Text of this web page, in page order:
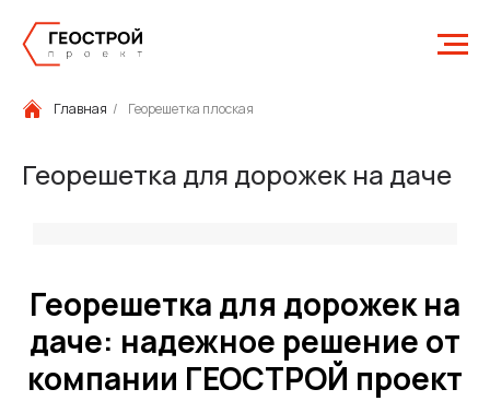
Главная / Георешетка плоская
Георешетка для дорожек на даче
Георешетка для дорожек на
даче: надежное решение от
компании ГЕОСТРОЙ проект